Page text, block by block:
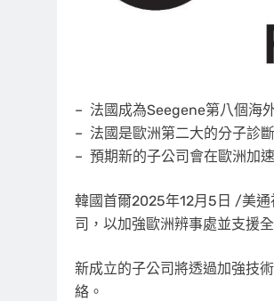
– 法國成為Seegene第八個海
– 法國是歐洲第二大的分子診
– 預期新的子公司會在歐洲加
韓國首爾2025年12月5日 /美通
司，以加強歐洲辨事處並支援
新成立的子公司將透過加強技
絡。